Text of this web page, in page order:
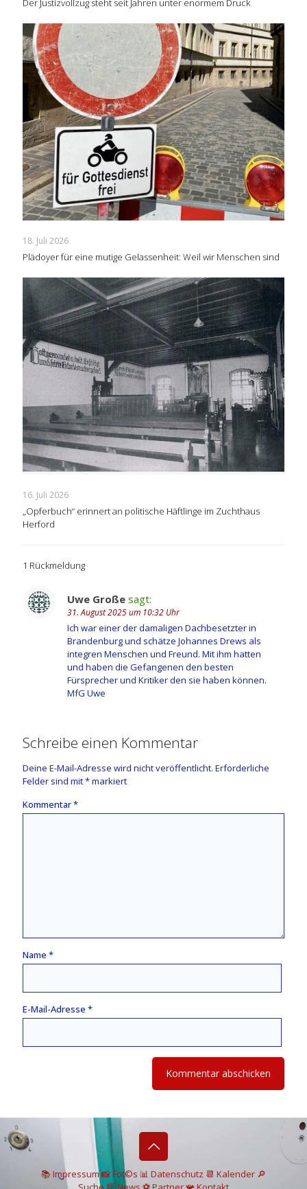
Der Justizvollzug steht seit Jahren unter enormem Druck
18. Juli 2026
Plädoyer für eine mutige Gelassenheit: Weil wir Menschen sind
16. Juli 2026
„Opferbuch“ erinnert an politische Häftlinge im Zuchthaus
Herford
1 Rückmeldung
Uwe Große sagt:
31. August 2025 um 10:32 Uhr
Ich war einer der damaligen Dachbesetzter in
Brandenburg und schätze Johannes Drews als
integren Menschen und Freund. Mit ihm hatten
und haben die Gefangenen den besten
Fürsprecher und Kritiker den sie haben können.
MfG Uwe
Schreibe einen Kommentar
Deine E-Mail-Adresse wird nicht veröffentlicht. Erforderliche
Felder sind mit*markiert
Kommentar*
Name *
E-Mail-Adresse *
📚 Impressum📸Fot©s 📊 Datenschutz 📆 Kalender 🔎